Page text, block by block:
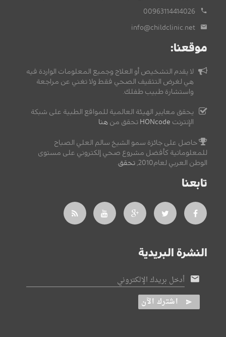
00963114414026
info@childclinic.net
موقعنا:
لا يقدم التشخيص أو العلاج وجميع المعلومات الواردة فيه
هي لغرض التثقيف الصحي فقط ولا تغني عن مراجعة
واستشارة طبيب طفلك.
يحقق معايير الهيئة العالمية للمواقع الطبية على شبكة
الإنترنت HONcode تحقق من هنا
حاصل على جائزة سمو الشيخ سالم العلي الصباح
للمعلوماتية كأفضل مشروع صحي إلكتروني على مستوى
الوطن العربي لعام2010,
تحقق.
تابعنا
النشرة البريدية
أدخل بريدك الإلكتروني
اشترك الآن